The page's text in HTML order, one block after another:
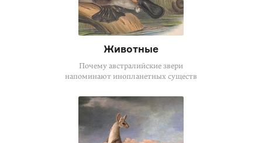
Животные
Почему австралийские звери
напоминают инопланетных существ